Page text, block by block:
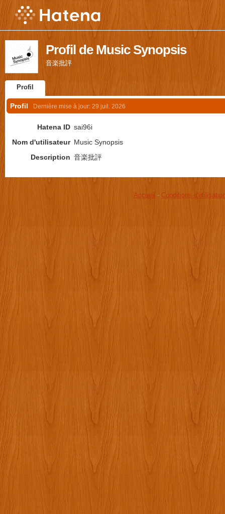
Profil de Music Synopsis
音楽批評
Profil
Profil Dernière mise à jour: 29 juil. 2026
Hatena ID sai96i
Nom d'utilisateur Music Synopsis
Description 音楽批評
Accueil - Conditions